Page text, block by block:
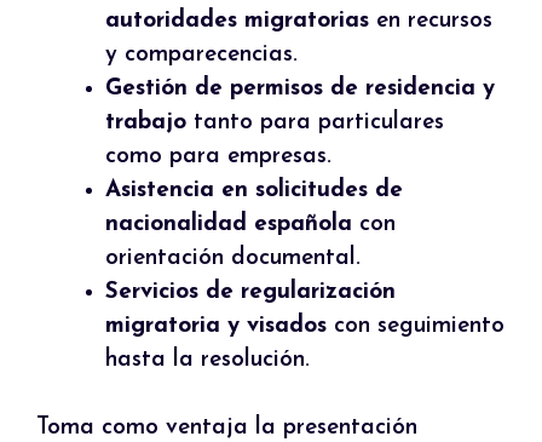
autoridades migratorias en recursos
y comparecencias.
Gestión de permisos de residencia y
trabajo tanto para particulares
como para empresas.
Asistencia en solicitudes de
nacionalidad española con
orientación documental.
Servicios de regularización
migratoria y visados con seguimiento
hasta la resolución.
Toma como ventaja la presentación